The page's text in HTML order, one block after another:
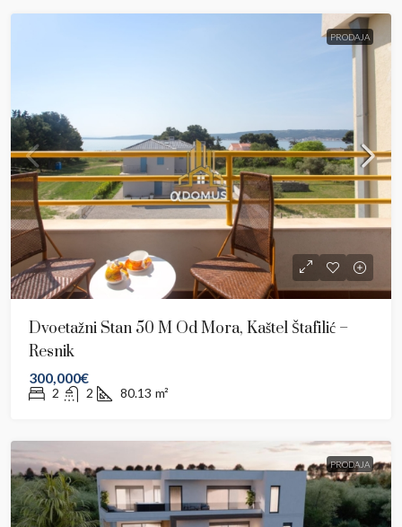
PRODAJA
Dvoetažni Stan 50 M Od Mora, Kaštel Štafilić –
Resnik
300,000€
2 2 80.13 m²
PRODAJA